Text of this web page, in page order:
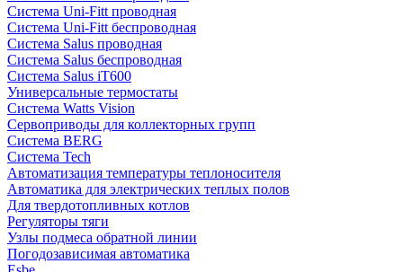
Система Uni-Fitt проводная
Система Uni-Fitt беспроводная
Система Salus проводная
Система Salus беспроводная
Система Salus iT600
Универсальные термостаты
Система Watts Vision
Сервоприводы для коллекторных групп
Система BERG
Система Tech
Автоматизация температуры теплоносителя
Автоматика для электрических теплых полов
Для твердотопливных котлов
Регуляторы тяги
Узлы подмеса обратной линии
Погодозависимая автоматика